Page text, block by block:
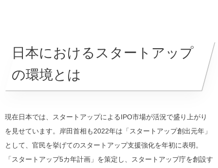
日本におけるスタートアップ
の環境とは
現在日本では、スタートアップによるIPO市場が活況で盛り上がり
を見せています。岸田首相も2022年は「スタートアップ創出元年」
として、官民を挙げてのスタートアップ支援強化を年初に表明。
「スタートアップ5カ年計画」を策定し、スタートアップ庁を創設す